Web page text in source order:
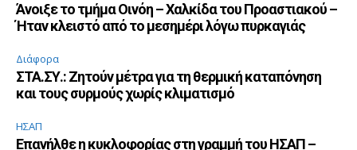
Άνοιξε το τμήμα Οινόη – Χαλκίδα του Προαστιακού –
Ήταν κλειστό από το μεσημέρι λόγω πυρκαγιάς
Διάφορα
ΣΤΑ.ΣΥ.: Ζητούν μέτρα για τη θερμική καταπόνηση
και τους συρμούς χωρίς κλιματισμό
ΗΣΑΠ
Επανήλθε η κυκλοφορίας στη γραμμή του ΗΣΑΠ –